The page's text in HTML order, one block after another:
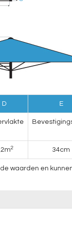
D E
2 34cm
waarden en